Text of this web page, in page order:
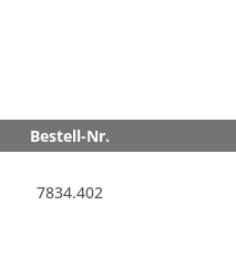
Bestell-Nr.
7834.402